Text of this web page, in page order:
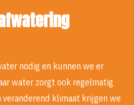
nodig en kunnen we er
water zorgt ook regelmatig
veranderend klimaat krijgen we